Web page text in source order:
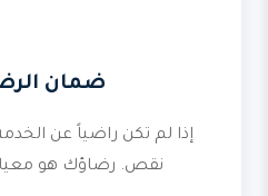
ضمان
إذا لم تكن راضياً عن
نقص. رضاؤك هو معيار